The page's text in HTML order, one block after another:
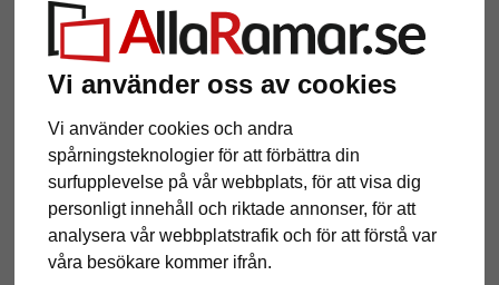
Vi använder oss av cookies
Vi använder cookies och andra
spårningsteknologier för att förbättra din
surfupplevelse på vår webbplats, för att visa dig
personligt innehåll och riktade annonser, för att
analysera vår webbplatstrafik och för att förstå var
våra besökare kommer ifrån.
Trikåram Economy White med
passepartout